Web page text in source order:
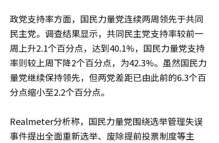
政党支持率方面，国民力量党连续两周领先于共同
民主党。调查结果显示，共同民主党支持率较前一
周上升2.1个百分点，达到40.1%，国民力量党支持
率则较上周下降2个百分点，为42.3%。虽然国民力
量党继续保持领先，但两党差距已由此前的6.3个百
分点缩小至2.2个百分点。
Realmeter分析称，国民力量党围绕选举管理失误
事件提出全面重新选举、废除提前投票制度等主